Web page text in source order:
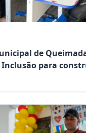
de
Inclusão para
Individualizado